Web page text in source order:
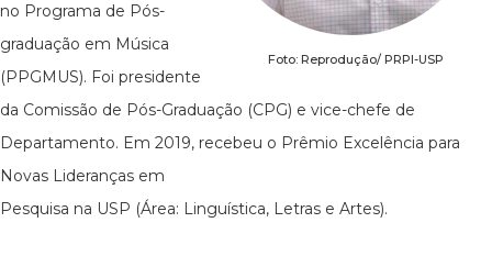
Foto: Reprodução/ PRPI-USP
no Programa de Pós-
graduação em Música
(PPGMUS). Foi presidente
da Comissão de Pós-Graduação (CPG) e vice-chefe de
Departamento. Em 2019, recebeu o Prêmio Excelência para
Novas Lideranças em
Pesquisa na USP (Área: Linguística, Letras e Artes).